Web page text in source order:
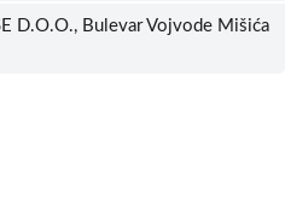
D.O.O., Bulevar Vojvode Mišića